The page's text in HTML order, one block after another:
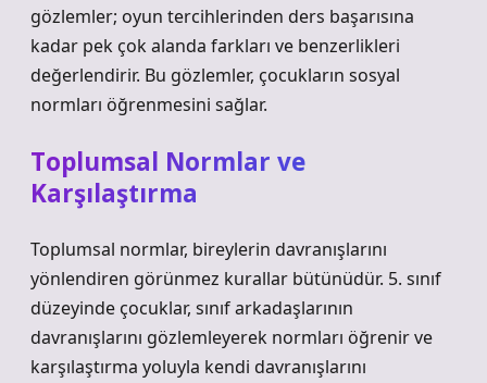
gözlemler; oyun tercihlerinden ders başarısına
kadar pek çok alanda farkları ve benzerlikleri
değerlendirir. Bu gözlemler, çocukların sosyal
normları öğrenmesini sağlar.
Toplumsal Normlar ve
Karşılaştırma
Toplumsal normlar, bireylerin davranışlarını
yönlendiren görünmez kurallar bütünüdür. 5. sınıf
düzeyinde çocuklar, sınıf arkadaşlarının
davranışlarını gözlemleyerek normları öğrenir ve
karşılaştırma yoluyla kendi davranışlarını